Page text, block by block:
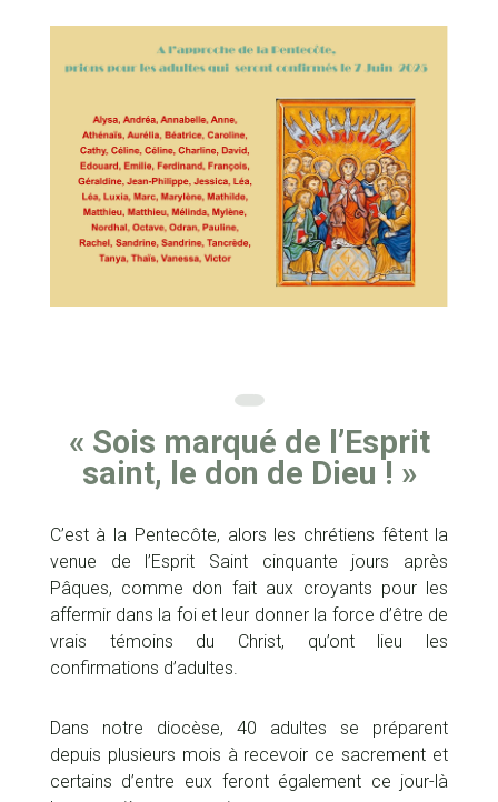
« Sois marqué de l’Esprit
saint, le don de Dieu ! »
C’est à la Pentecôte, alors les chrétiens fêtent la
venue de l’Esprit Saint cinquante jours après
Pâques, comme don fait aux croyants pour les
affermir dans la foi et leur donner la force d’être de
vrais témoins du Christ, qu’ont lieu les
confirmations d’adultes.
Dans notre diocèse, 40 adultes se préparent
depuis plusieurs mois à recevoir ce sacrement et
certains d’entre eux feront également ce jour-là